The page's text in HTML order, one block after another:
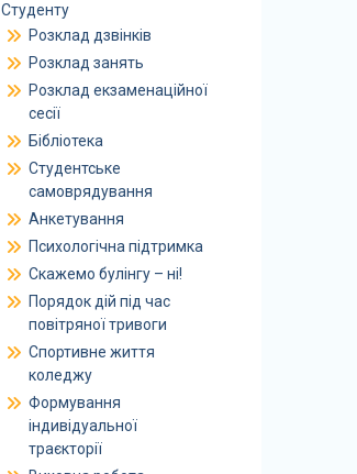
Студенту
Розклад дзвінків
Розклад занять
Розклад екзаменаційної
сесії
Бібліотека
Студентське
самоврядування
Анкетування
Психологічна підтримка
Скажемо булінгу – ні!
Порядок дій під час
повітряної тривоги
Спортивне життя
коледжу
Формування
індивідуальної
траєкторії